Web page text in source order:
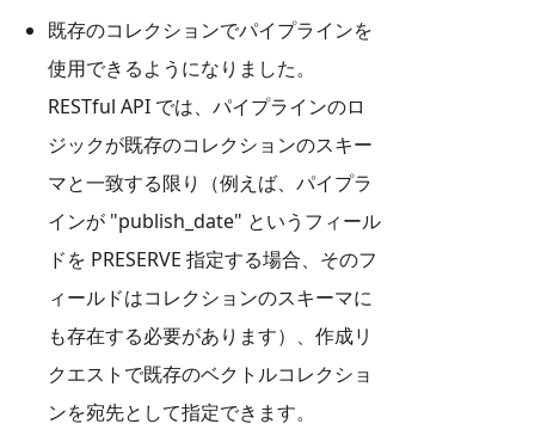
既存のコレクションでパイプラインを
使用できるようになりました。
RESTful API では、パイプラインのロ
ジックが既存のコレクションのスキー
マと一致する限り（例えば、パイプラ
インが "publish_date" というフィール
ドを PRESERVE 指定する場合、そのフ
ィールドはコレクションのスキーマに
も存在する必要があります）、作成リ
クエストで既存のベクトルコレクショ
ンを宛先として指定できます。